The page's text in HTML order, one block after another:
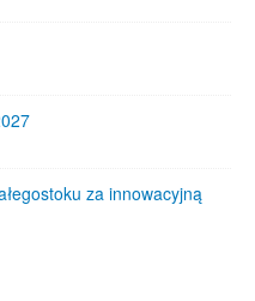
za innowacyjną